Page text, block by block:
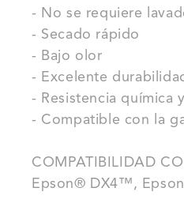
- No se requiere
- Secado rápido
- Bajo olor
- Excelente
- Resistencia química
- Compatible con la
COMPATIBILIDAD
Epson® DX4™,